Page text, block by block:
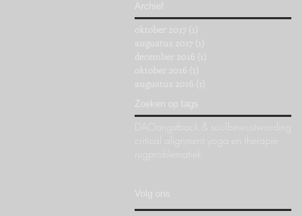
Archief
oktober 2017 (1)
augustus 2017
(1)
december 2016 (1)
oktober 2016 (1)
augustus 2016 (1)
Zoeken op tags
Volg ons